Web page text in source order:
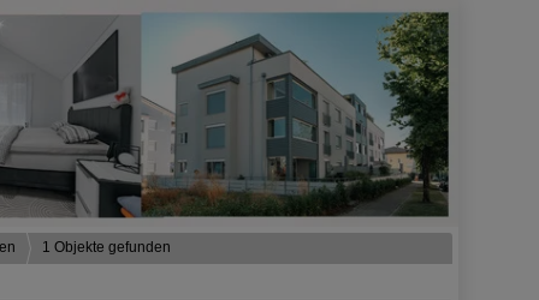
1 Objekte gefunden